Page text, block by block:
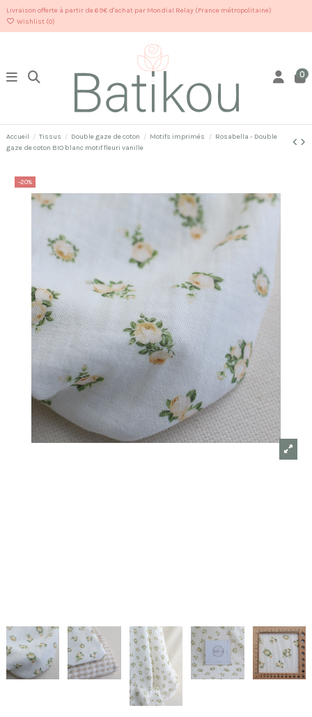
Livraison offerte à partir de 69€ d'achat par Mondial Relay (France métropolitaine)
Wishlist (0)
0
Accueil Tissus Double gaze de coton Motifs imprimés
Rosabella - Double
gaze de coton BIO blanc motif fleuri vanille
-20%